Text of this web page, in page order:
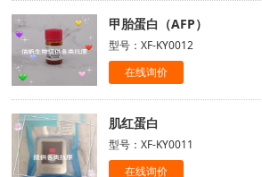
甲胎蛋白（AFP）
型号：XF-KY0012
在线询价
肌红蛋白
型号：XF-KY0011
在线询价